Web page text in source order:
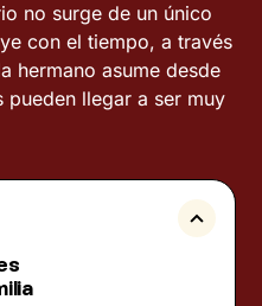
no surge de un único
con el tiempo, a través
hermano asume desde
llegar a ser muy